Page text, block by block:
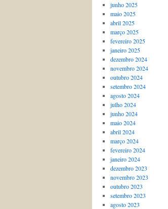
junho 2025
maio 2025
abril 2025
março 2025
fevereiro 2025
janeiro 2025
dezembro 2024
novembro 2024
outubro 2024
setembro 2024
agosto 2024
julho 2024
junho 2024
maio 2024
abril 2024
março 2024
fevereiro 2024
janeiro 2024
dezembro 2023
novembro 2023
outubro 2023
setembro 2023
agosto 2023